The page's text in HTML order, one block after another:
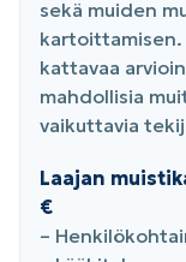
sekä muiden
kattavaa
mahdollisia
vaikuttavia
Laajan
€
–